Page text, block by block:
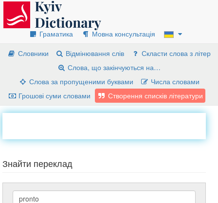
Граматика
Мовна консультація
Словники
Відмінювання слів
Скласти слова з літер
Слова, що закінчуються на…
Слова за пропущеними буквами
Числа словами
Грошові суми словами
Створення списків літератури
Знайти переклад